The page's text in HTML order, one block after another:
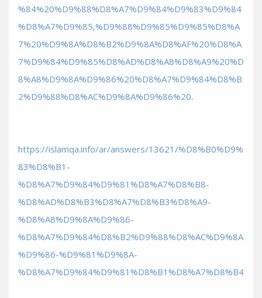
%84%20%D9%88%D8%A7%D9%84%D9%83%D9%84
%D8%A7%D9%85,%D9%88%D9%85%D9%85%D8%A
7%20%D9%8A%D8%B2%D9%8A%D8%AF%20%D8%A
7%D9%84%D9%85%D8%AD%D8%A8%D8%A9%20%D
8%A8%D9%8A%D9%86%20%D8%A7%D9%84%D8%B
2%D9%88%D8%AC%D9%8A%D9%86%20.
https://islamqa.info/ar/answers/13621/%D8%B0%D9%
83%D8%B1-
%D8%A7%D9%84%D9%81%D8%A7%D8%B8-
%D8%AD%D8%B3%D8%A7%D8%B3%D8%A9-
%D8%A8%D9%8A%D9%86-
%D8%A7%D9%84%D8%B2%D9%88%D8%AC%D9%8A
%D9%86-%D9%81%D9%8A-
%D8%A7%D9%84%D9%81%D8%B1%D8%A7%D8%B4